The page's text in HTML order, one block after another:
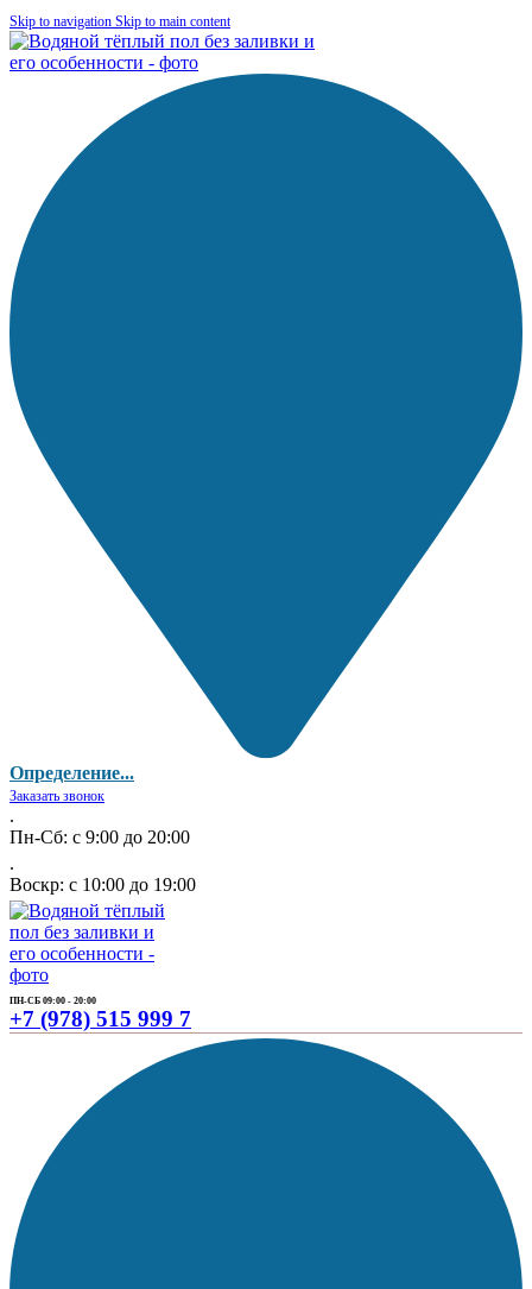
Skip to navigation Skip to main content
Определение...
Заказать звонок
.
Пн-Сб: с 9:00 до 20:00
.
Воскр: с 10:00 до 19:00
ПН-СБ 09:00 - 20:00
+7 (978) 515 999 7